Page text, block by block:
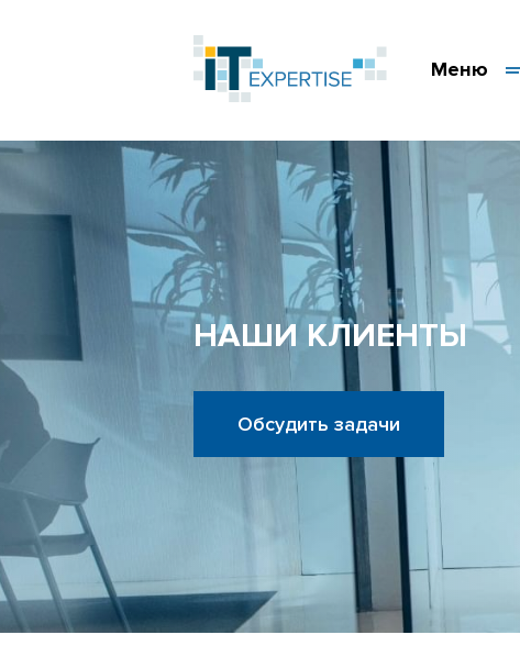
Меню
НАШИ КЛИЕНТЫ
Обсудить задачи